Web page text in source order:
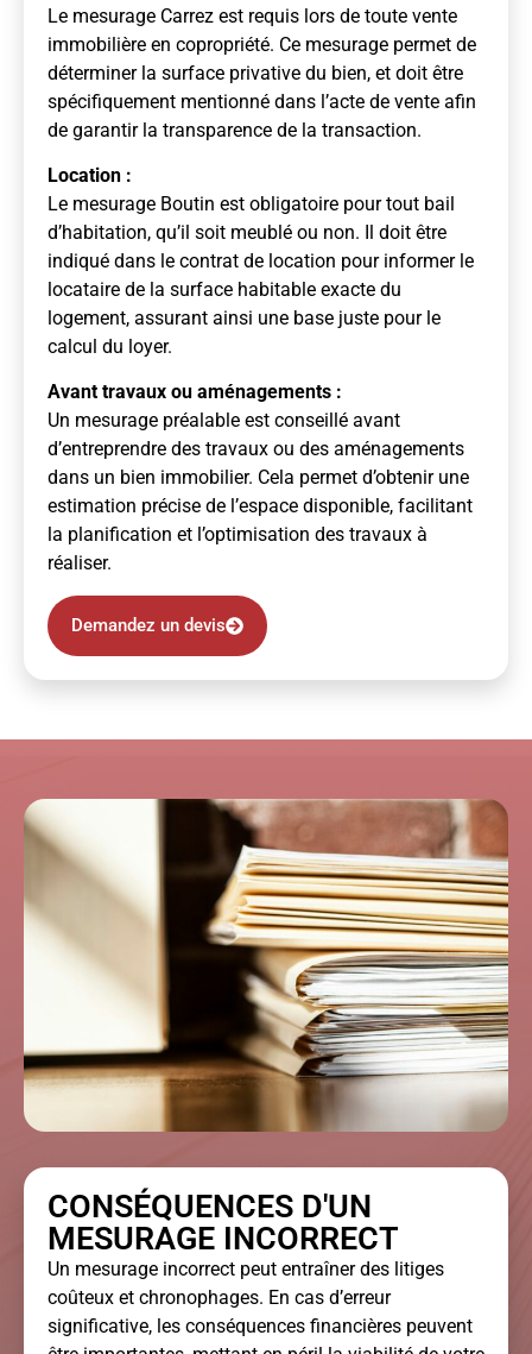
Le mesurage Carrez est requis lors de toute vente
immobilière en copropriété. Ce mesurage permet de
déterminer la surface privative du bien, et doit être
spécifiquement mentionné dans l’acte de vente afin
de garantir la transparence de la transaction.
Location :
Le mesurage Boutin est obligatoire pour tout bail
d’habitation, qu’il soit meublé ou non. Il doit être
indiqué dans le contrat de location pour informer le
locataire de la surface habitable exacte du
logement, assurant ainsi une base juste pour le
calcul du loyer.
Avant travaux ou aménagements :
Un mesurage préalable est conseillé avant
d’entreprendre des travaux ou des aménagements
dans un bien immobilier. Cela permet d’obtenir une
estimation précise de l’espace disponible, facilitant
la planification et l’optimisation des travaux à
réaliser.
Demandez un devis
CONSÉQUENCES D'UN
MESURAGE INCORRECT
Un mesurage incorrect peut entraîner des litiges
coûteux et chronophages. En cas d’erreur
significative, les conséquences financières peuvent